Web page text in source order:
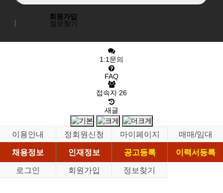
회원가입
정보찾기
1:1문의
FAQ
접속자 26
새글
이용안내 정회원신청 마이페이지
매매/임대
채용정보
인재정보 공고등록
이력서등록
로그인
회원가입 정보찾기